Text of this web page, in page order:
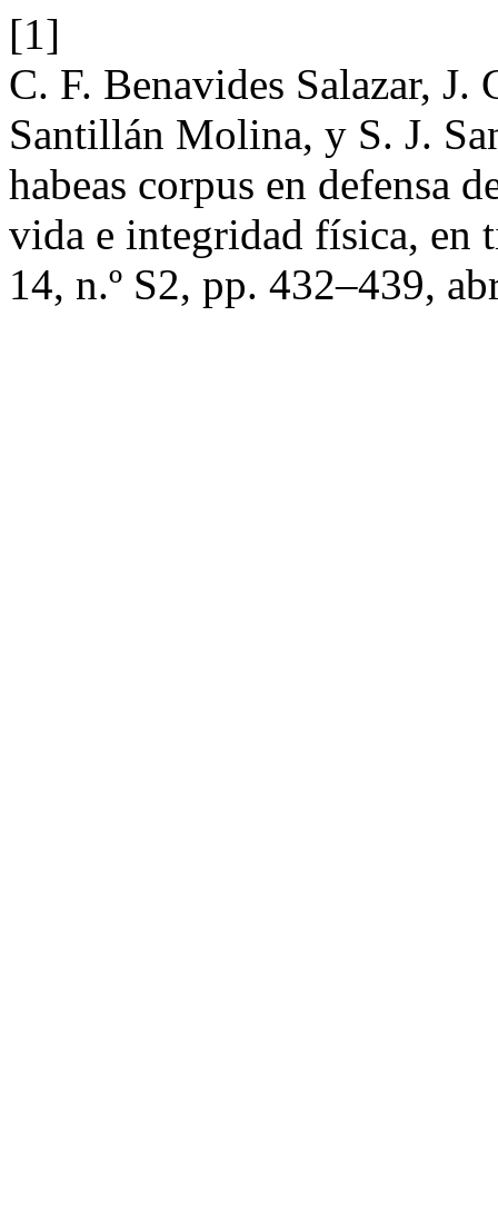
[1]
C. F. Benavides Salazar, J.
Santillán Molina, y S. J.
habeas corpus en defensa
vida e integridad física, en
14, n.º S2, pp. 432–439,